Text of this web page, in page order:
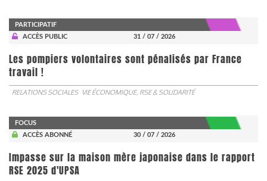
PARTICIPATIF
ACCÈS PUBLIC
31 / 07 / 2026
Les pompiers volontaires sont pénalisés par France
travail !
RELATIONS SOCIALES VIE ÉCONOMIQUE, RSE & SOLIDARITÉ
FOCUS
ACCÈS ABONNÉ
30 / 07 / 2026
Impasse sur la maison mère japonaise dans le rapport
RSE 2025 d'UPSA